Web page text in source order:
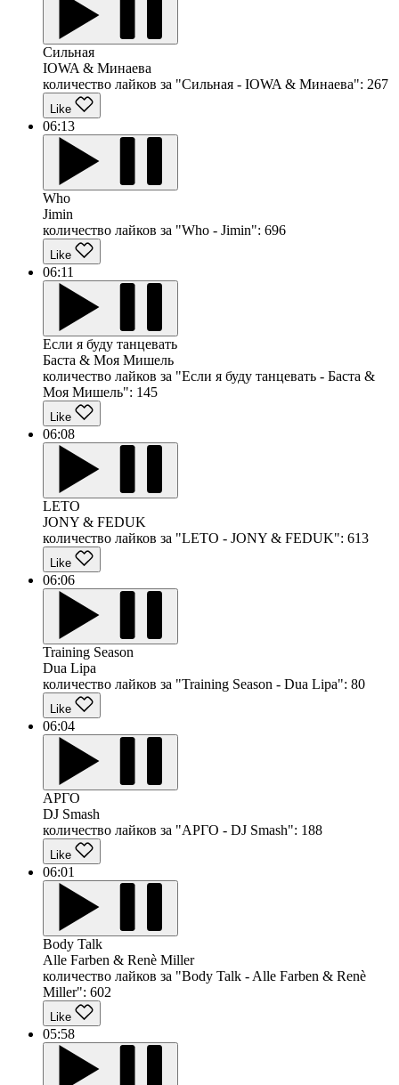
Сильная
IOWA & Минаева
количество лайков за "Сильная - IOWA & Минаева": 267
Like
06:13
Who
Jimin
количество лайков за "Who - Jimin": 696
Like
06:11
Если я буду танцевать
Баста & Моя Мишель
количество лайков за "Если я буду танцевать - Баста &
Моя Мишель": 145
Like
06:08
LETO
JONY & FEDUK
количество лайков за "LETO - JONY & FEDUK": 613
Like
06:06
Training Season
Dua Lipa
количество лайков за "Training Season - Dua Lipa": 80
Like
06:04
АРГО
DJ Smash
количество лайков за "АРГО - DJ Smash": 188
Like
06:01
Body Talk
Alle Farben & Renè Miller
количество лайков за "Body Talk - Alle Farben & Renè
Miller": 602
Like
05:58